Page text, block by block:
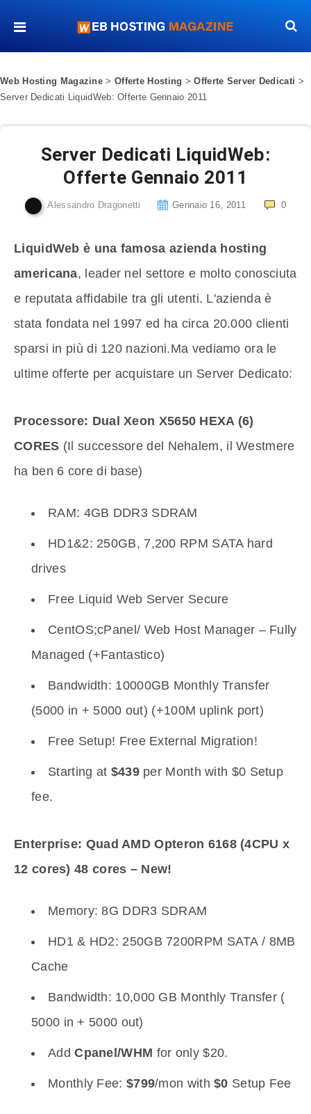
Web Hosting Magazine > Offerte Hosting >Offerte Server Dedicati >
Server Dedicati LiquidWeb: Offerte Gennaio 2011
Server Dedicati LiquidWeb:
Offerte Gennaio 2011
Alessandro Dragonetti Gennaio 16, 2011 0
LiquidWeb è una famosa azienda hosting
americana, leader nel settore e molto conosciuta
e reputata affidabile tra gli utenti. L'azienda è
stata fondata nel 1997 ed ha circa 20.000 clienti
sparsi in più di 120 nazioni.Ma vediamo ora le
ultime offerte per acquistare un Server Dedicato:
Processore: Dual Xeon X5650 HEXA (6)
CORES (Il successore del Nehalem, il Westmere
ha ben 6 core di base)
RAM: 4GB DDR3 SDRAM
HD1&2: 250GB, 7,200 RPM SATA hard
drives
Free Liquid Web Server Secure
CentOS;cPanel/ Web Host Manager – Fully
Managed (+Fantastico)
Bandwidth: 10000GB Monthly Transfer
(5000 in + 5000 out) (+100M uplink port)
Free Setup! Free External Migration!
Starting at $439 per Month with $0 Setup
fee.
Enterprise: Quad AMD Opteron 6168 (4CPU x
12 cores) 48 cores – New!
Memory: 8G DDR3 SDRAM
HD1 & HD2: 250GB 7200RPM SATA / 8MB
Cache
Bandwidth: 10,000 GB Monthly Transfer (
5000 in + 5000 out)
AddCpanel/WHM for only $20.
Monthly Fee: $799/mon with$0 Setup Fee